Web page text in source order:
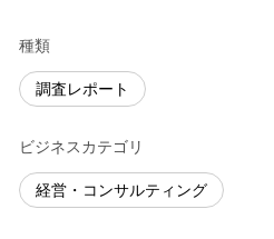
種類
調査レポート
ビジネスカテゴリ
経営・コンサルティング